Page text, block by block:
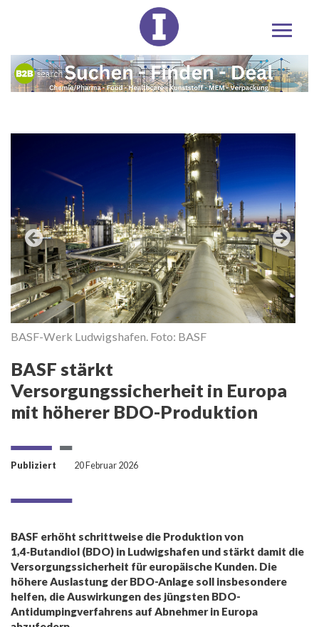
BASF-Werk Ludwigshafen. Foto: BASF
BASF stärkt
Versorgungssicherheit in Europa
mit höherer BDO-Produktion
Publiziert 20 Februar 2026
BASF erhöht schrittweise die Produktion von
1,4‑Butandiol (BDO) in Ludwigshafen und stärkt damit die
Versorgungssicherheit für europäische Kunden. Die
höhere Auslastung der BDO-Anlage soll insbesondere
helfen, die Auswirkungen des jüngsten BDO-
Antidumpingverfahrens auf Abnehmer in Europa